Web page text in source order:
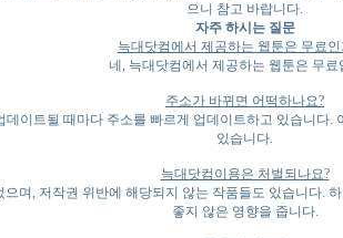
으니 참고 바랍니다.
자주 하시는 질문
늑대닷컴에서 제공하는 웹툰은 무료인
네, 늑대닷컴에서 제공하는 웹툰은 무료
주소가 바뀌면 어떡하나요?
데이트될 때마다 주소를 빠르게 업데이트하고 있습니다.
있습니다.
늑대닷컴이용은 처벌되나요?
으며, 저작권 위반에 해당되지 않는 작품들도 있습니다.
좋지 않은 영향을 줍니다.